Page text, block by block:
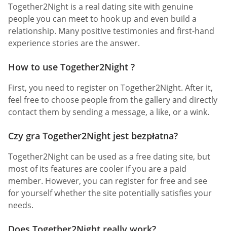
Together2Night is a real dating site with genuine
people you can meet to hook up and even build a
relationship. Many positive testimonies and first-hand
experience stories are the answer.
How to use Together2Night ?
First, you need to register on Together2Night. After it,
feel free to choose people from the gallery and directly
contact them by sending a message, a like, or a wink.
Czy gra Together2Night jest bezpłatna?
Together2Night can be used as a free dating site, but
most of its features are cooler if you are a paid
member. However, you can register for free and see
for yourself whether the site potentially satisfies your
needs.